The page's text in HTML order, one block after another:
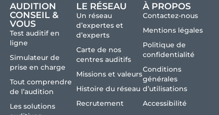
AUDITION
CONSEIL &
VOUS
Test auditif en
ligne
Simulateur de
prise en charge
Tout comprendre
de l’audition
Les solutions
LE RÉSEAU
Un réseau
d’expertes et
d’experts
Carte de nos
centres auditifs
Missions et valeurs
Histoire du réseau
Recrutement
À PROPOS
Contactez-nous
Mentions légales
Politique de
confidentialité
Conditions
générales
d’utilisations
Accessibilité